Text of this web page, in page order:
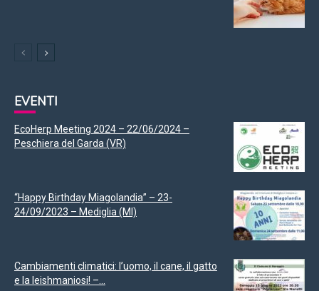
EVENTI
EcoHerp Meeting 2024 – 22/06/2024 –
Peschiera del Garda (VR)
“Happy Birthday Miagolandia” – 23-
24/09/2023 – Mediglia (MI)
Cambiamenti climatici: l’uomo, il cane, il gatto
e la leishmaniosi! –...